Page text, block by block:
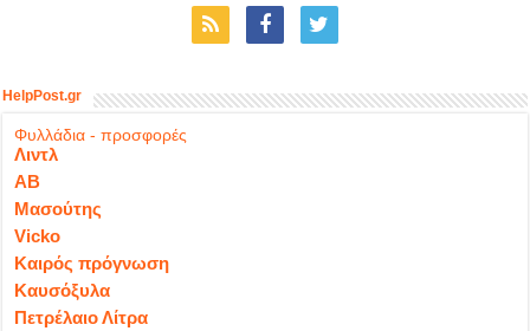
HelpPost.gr
Φυλλάδια - προσφορές
Λιντλ
ΑΒ
Μασούτης
Vicko
Καιρός πρόγνωση
Καυσόξυλα
Πετρέλαιο Λίτρα